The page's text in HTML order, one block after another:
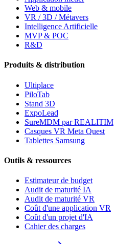
Web & mobile
VR / 3D / Métavers
Intelligence Artificielle
MVP & POC
R&D
Produits & distribution
Ultiplace
PiloTab
Stand 3D
ExpoLead
SureMDM par REALITIM
Casques VR Meta Quest
Tablettes Samsung
Outils & ressources
Estimateur de budget
Audit de maturité IA
Audit de maturité VR
Coût d'une application VR
Coût d'un projet d'IA
Cahier des charges